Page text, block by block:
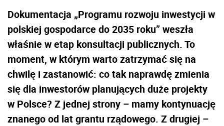
Dokumentacja „Programu rozwoju inwestycji w
polskiej gospodarce do 2035 roku” weszła
właśnie w etap konsultacji publicznych. To
moment, w którym warto zatrzymać się na
chwilę i zastanowić: co tak naprawdę zmienia
się dla inwestorów planujących duże projekty
w Polsce? Z jednej strony – mamy kontynuację
znanego od lat grantu rządowego. Z drugiej –